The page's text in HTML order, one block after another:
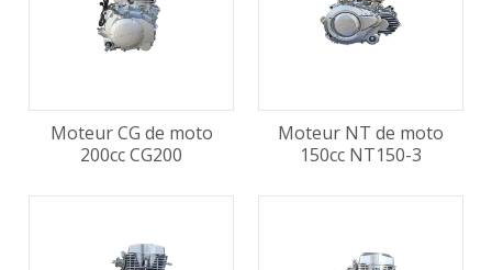
Moteur CG de moto
200cc CG200
Moteur NT de moto
150cc NT150-3